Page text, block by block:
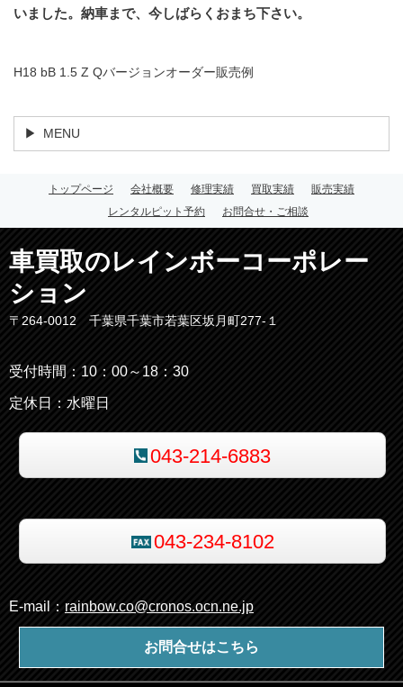
いました。納車まで、今しばらくおまち下さい。
H18 bB 1.5 Z Qバージョンオーダー販売例
MENU
トップページ 会社概要 修理実績 買取実績
販売実績
レンタルピット予約
お問合せ・ご相談
車買取のレインボーコーポレー
ション
〒264-0012 千葉県千葉市若葉区坂月町277-１
受付時間：10：00～18：30
定休日：水曜日
043-214-6883
043-234-8102
E-mail： rainbow.co@cronos.ocn.ne.jp
お問合せはこちら